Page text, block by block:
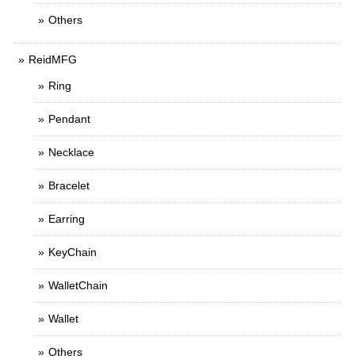
Others
ReidMFG
Ring
Pendant
Necklace
Bracelet
Earring
KeyChain
WalletChain
Wallet
Others